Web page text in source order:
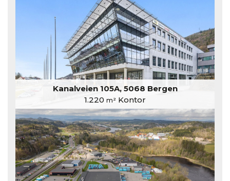
Kanalveien 105A, 5068 Bergen
1.220 m² Kontor